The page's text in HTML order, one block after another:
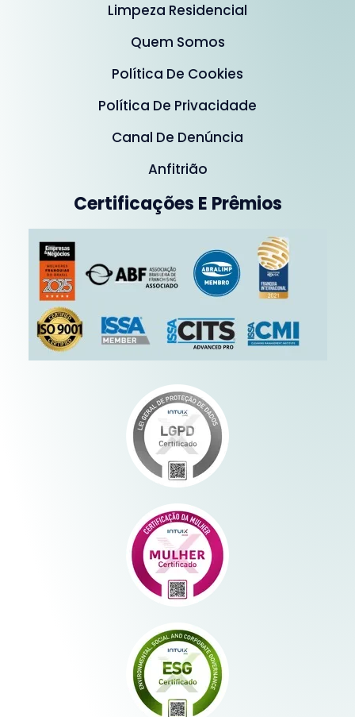
Limpeza Residencial
Quem Somos
Política De Cookies
Política De Privacidade
Canal De Denúncia
Anfitrião
Certificações E Prêmios